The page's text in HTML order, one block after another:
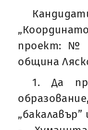
проект: №
община
1. Да